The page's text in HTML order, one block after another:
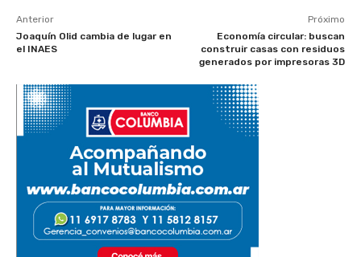
Anterior
Joaquín Olid cambia de lugar en
el INAES
Próximo
Economía circular: buscan
construir casas con residuos
generados por impresoras 3D